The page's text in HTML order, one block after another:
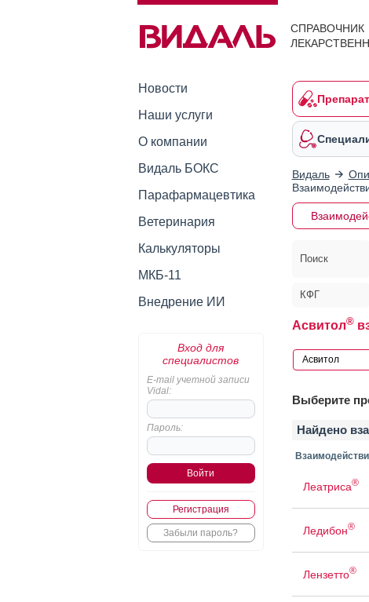
СПРАВОЧНИК
Новости
Наши услуги
О компании
Видаль БОКС
Парафармацевтика
Ветеринария
Калькуляторы
МКБ-11
Внедрение ИИ
Вход для
специалистов
E-mail учетной записи
Vidal:
Пароль:
Регистрация
Забыли пароль?
Видаль
Поиск
КФГ
Асвитол®
Выберите
Найдено
Леатриса®
Ледибон®
Лензетто®